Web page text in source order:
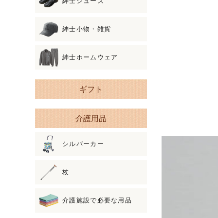
紳士小物・雑貨
紳士ホームウェア
ギフト
介護用品
シルバーカー
杖
介護施設で必要な用品